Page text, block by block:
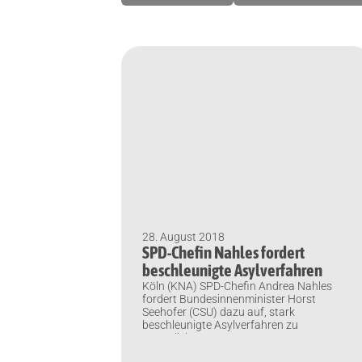
28. August 2018
SPD-Chefin Nahles fordert
beschleunigte Asylverfahren
Köln (KNA) SPD-Chefin Andrea Nahles
fordert Bundesinnenminister Horst
Seehofer (CSU) dazu auf, stark
beschleunigte Asylverfahren zu
ermöglichen.